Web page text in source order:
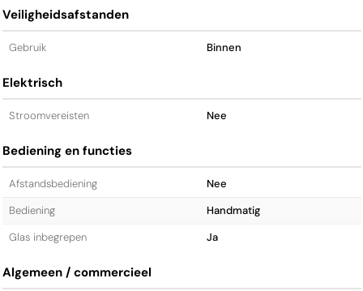
Veiligheidsafstanden
Gebruik Binnen
Elektrisch
Stroomvereisten Nee
Bediening en functies
Afstandsbediening
Nee
Bediening
Handmatig
Glas inbegrepen
Ja
Algemeen / commercieel